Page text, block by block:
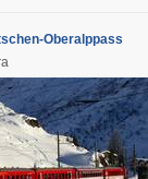
Oberalppass